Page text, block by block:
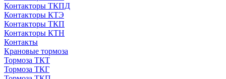
Контакторы ТКПД
Контакторы КТЭ
Контакторы ТКП
Контакторы КТН
Контакты
Крановые тормоза
Тормоза ТКТ
Тормоза ТКГ